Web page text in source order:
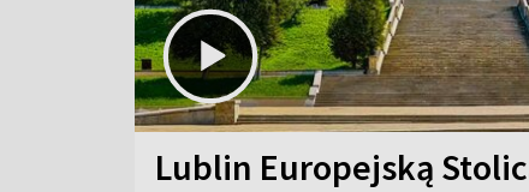
Lublin Europejską